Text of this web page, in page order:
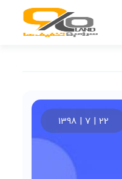
22 | 7 | 1398